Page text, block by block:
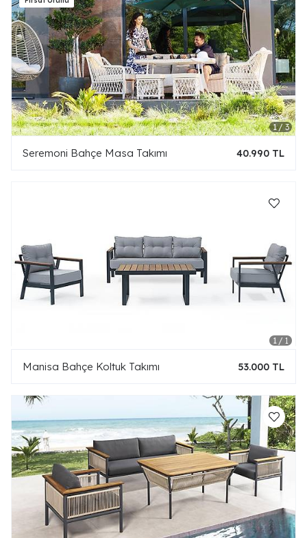
Seremoni Bahçe Masa Takımı 40.990 TL
Manisa Bahçe Koltuk Takımı 53.000 TL